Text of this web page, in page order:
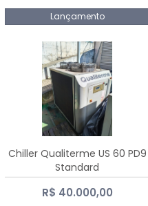
Lançamento
Chiller Qualiterme US 60 PD9
Standard
R$ 40.000,00